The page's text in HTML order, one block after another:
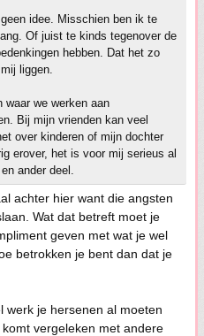
idee. Misschien ben ik te
Of juist te kinds tegenover de
hebben. Dat het zo
liggen.
waar we werken aan
Bij mijn vrienden kan veel
over kinderen of mijn dochter
erover, het is voor mij serieus al
ander deel.
achter hier want die angsten
Wat dat betreft moet je
geven met wat je wel
betrokken je bent dan dat je
werk je hersenen al moeten
vergeleken met andere